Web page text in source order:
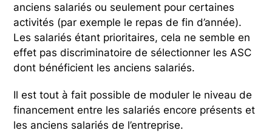
anciens salariés ou seulement pour certaines
activités (par exemple le repas de fin d’année).
Les salariés étant prioritaires, cela ne semble en
effet pas discriminatoire de sélectionner les ASC
dont bénéficient les anciens salariés.
Il est tout à fait possible de moduler le niveau de
financement entre les salariés encore présents et
les anciens salariés de l’entreprise.